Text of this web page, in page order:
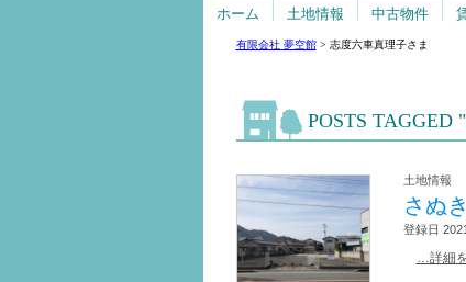
ホーム 土地情報 中古物件
有限会社 夢空館> 志度六車真理子さま
POSTS
土地情報
さぬ
登録日
…詳細